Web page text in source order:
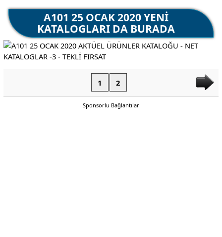
A101 25 OCAK 2020 YENİ
KATALOGLARI DA BURADA
1 2
Sponsorlu Bağlantılar